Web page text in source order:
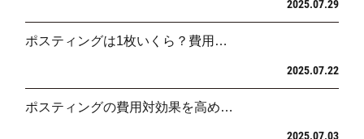
2025.07.29
ポスティングは1枚いくら？費用…
2025.07.22
ポスティングの費用対効果を高め…
2025.07.03